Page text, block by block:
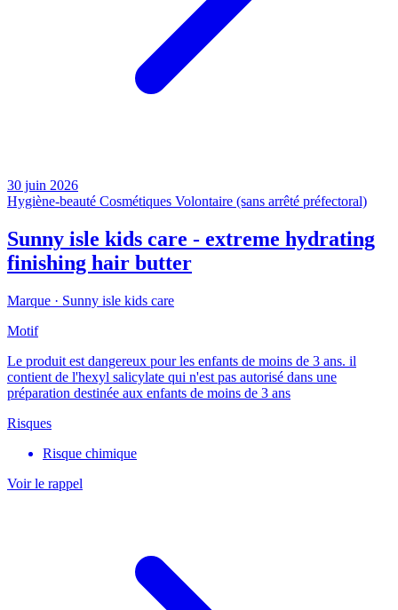
30 juin 2026
Hygiène-beauté Cosmétiques Volontaire (sans arrêté préfectoral)
Sunny isle kids care - extreme hydrating
finishing hair butter
Marque · Sunny isle kids care
Motif
Le produit est dangereux pour les enfants de moins de 3 ans. il
contient de l'hexyl salicylate qui n'est pas autorisé dans une
préparation destinée aux enfants de moins de 3 ans
Risques
Risque chimique
Voir le rappel